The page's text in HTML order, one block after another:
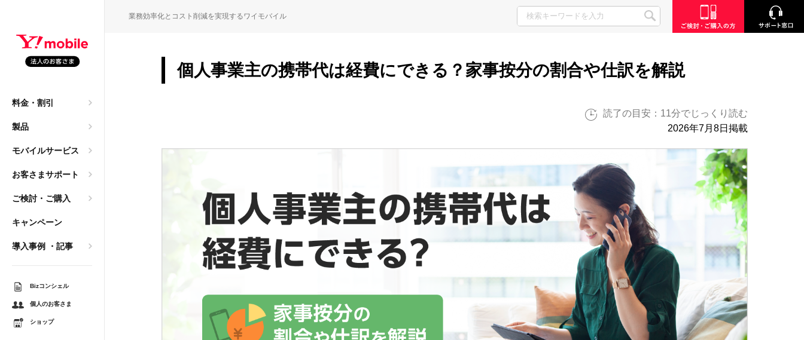
料金・割引
製品
モバイルサービス
お客さまサポート
ご検討・ご購入
キャンペーン
導入事例 ・記事
人携帯へ。レンタ
年？「まだ使える」
換え
リットとは？ スマ
Bizコンシェル
個人のお客さま
ショップ
業務効率化とコスト削減を実現するワイモバイル
SEARCH
サポート窓口
個人事業主の携帯代は経費にできる？家事按分の割合や仕訳を解説
読了の目安：11分でじっくり読む
2026年7月8日掲載